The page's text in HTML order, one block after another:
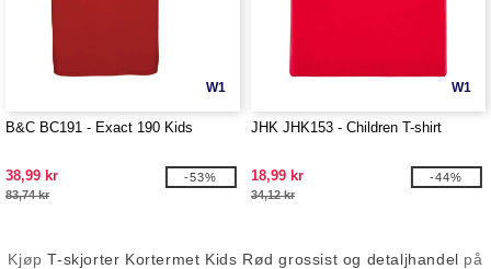
W1
B&C BC191 - Exact 190 Kids
38,99 kr
83,74 kr
-53%
W1
JHK JHK153 - Children T-shirt
18,99 kr
34,12 kr
-44%
KjøpT-skjorter Kortermet Kids Rød grossist og detaljhandel på